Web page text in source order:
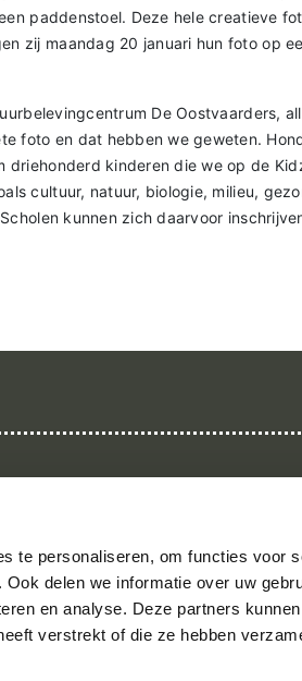
te personaliseren, om functies voor
delen we informatie over uw
en analyse. Deze partners
verstrekt of die ze hebben
paddenstoel. Deze hele creatieve
zij maandag 20 januari hun foto op
De Oostvaarders,
foto en dat hebben we geweten.
kinderen die we op de
cultuur, natuur, biologie, milieu,
kunnen zich daarvoor
Contact
Pers